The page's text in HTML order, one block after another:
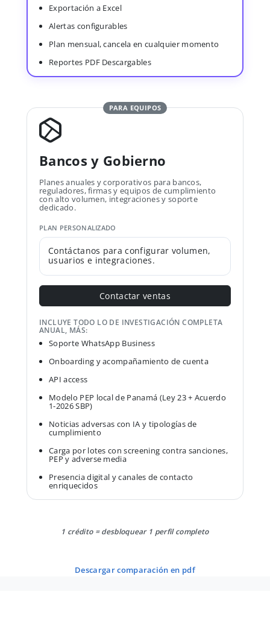
Exportación a Excel
Alertas configurables
Plan mensual, cancela en cualquier momento
Reportes PDF Descargables
PARA EQUIPOS
Bancos y Gobierno
Planes anuales y corporativos para bancos,
reguladores, firmas y equipos de cumplimiento
con alto volumen, integraciones y soporte
dedicado.
PLAN PERSONALIZADO
Contáctanos para configurar volumen,
usuarios e integraciones.
Contactar ventas
INCLUYE TODO LO DE INVESTIGACIÓN COMPLETA
ANUAL, MÁS:
Soporte WhatsApp Business
Onboarding y acompañamiento de cuenta
API access
Modelo PEP local de Panamá (Ley 23 + Acuerdo
1-2026 SBP)
Noticias adversas con IA y tipologías de
cumplimiento
Carga por lotes con screening contra sanciones,
PEP y adverse media
Presencia digital y canales de contacto
enriquecidos
1 crédito = desbloquear 1 perfil completo
descargar comparación en pdf